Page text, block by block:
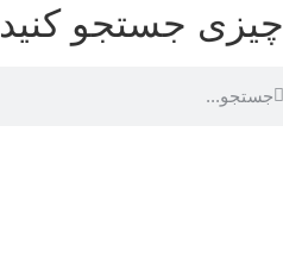
چیزی جستجو کنید